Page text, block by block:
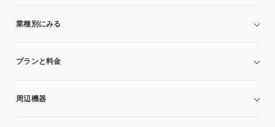
業種別にみる
プランと料金
周辺機器